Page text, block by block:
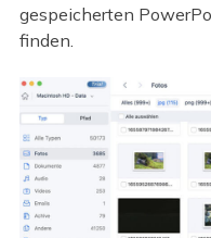
gespeicherten
finden.